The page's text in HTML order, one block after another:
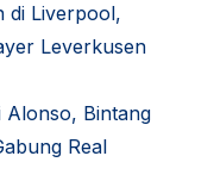
di Liverpool,
Leverkusen
Alonso, Bintang
Real